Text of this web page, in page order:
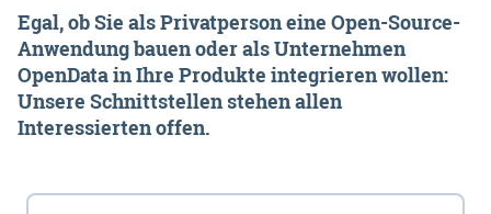
Egal, ob Sie als Privatperson eine Open-Source-
Anwendung bauen oder als Unternehmen
OpenData in Ihre Produkte integrieren wollen:
Unsere Schnittstellen stehen allen
Interessierten offen.